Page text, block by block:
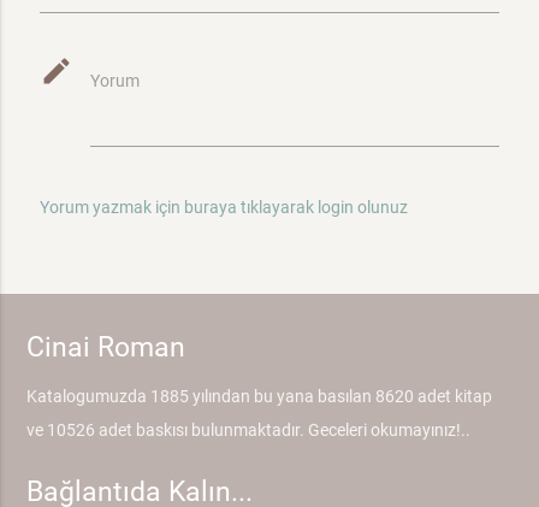
mode_edit Yorum
Yorum yazmak için buraya tıklayarak login olunuz
Cinai Roman
Katalogumuzda 1885 yılından bu yana basılan 8620 adet kitap
ve 10526 adet baskısı bulunmaktadır. Geceleri okumayınız!..
Bağlantıda Kalın...